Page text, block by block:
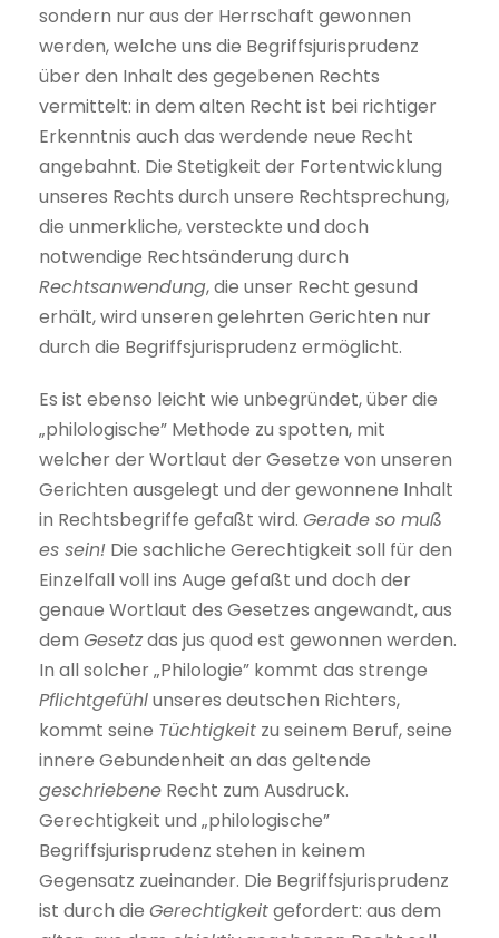
sondern nur aus der Herrschaft gewonnen
werden, welche uns die Begriffsjurisprudenz
über den Inhalt des gegebenen Rechts
vermittelt: in dem alten Recht ist bei richtiger
Erkenntnis auch das werdende neue Recht
angebahnt. Die Stetigkeit der Fortentwicklung
unseres Rechts durch unsere Rechtsprechung,
die unmerkliche, versteckte und doch
notwendige Rechtsänderung durch
Rechtsanwendung, die unser Recht gesund
erhält, wird unseren gelehrten Gerichten nur
durch die Begriffsjurisprudenz ermöglicht.
Es ist ebenso leicht wie unbegründet, über die
„philologische” Methode zu spotten, mit
welcher der Wortlaut der Gesetze von unseren
Gerichten ausgelegt und der gewonnene Inhalt
in Rechtsbegriffe gefaßt wird. Gerade so muß
es sein! Die sachliche Gerechtigkeit soll für den
Einzelfall voll ins Auge gefaßt und doch der
genaue Wortlaut des Gesetzes angewandt, aus
dem Gesetzdas jus quod est gewonnen werden.
In all solcher „Philologie” kommt das strenge
Pflichtgefühlunseres deutschen Richters,
kommt seine Tüchtigkeit zu seinem Beruf, seine
innere Gebundenheit an das geltende
geschriebene Recht zum Ausdruck.
Gerechtigkeit und „philologische”
Begriffsjurisprudenz stehen in keinem
Gegensatz zueinander. Die Begriffsjurisprudenz
ist durch die Gerechtigkeitgefordert: aus dem